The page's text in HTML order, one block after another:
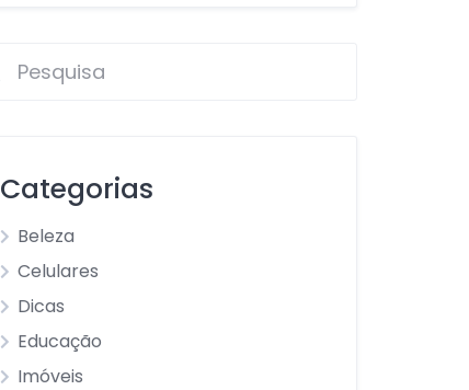
Categorias
Beleza
Celulares
Dicas
Educação
Imóveis